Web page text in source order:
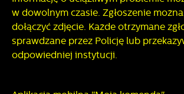
w dowolnym czasie. Zgłoszenie
dołączyć zdjęcie. Każde otrzymane
sprawdzane przez Policję lub
odpowiedniej instytucji.
przeglądanej witryny internetowej. Treści
pojawić się na stronach podmiotów
będących naszymi partnerami oraz innych
Firmy te działają w charakterze
nasze treści w postaci wiadomości, ofert,